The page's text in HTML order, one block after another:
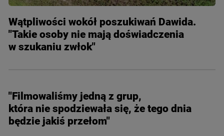
Wątpliwości wokół poszukiwań Dawida.
"Takie osoby nie mają doświadczenia
w szukaniu zwłok"
"Filmowaliśmy jedną z grup,
która nie spodziewała się, że tego dnia
będzie jakiś przełom"